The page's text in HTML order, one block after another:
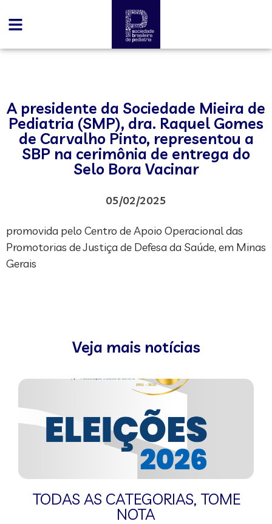
A presidente da Sociedade Mieira de
Pediatria (SMP), dra. Raquel Gomes
de Carvalho Pinto, representou a
SBP na cerimônia de entrega do
Selo Bora Vacinar
05/02/2025
promovida pelo Centro de Apoio Operacional das
Promotorias de Justiça de Defesa da Saúde, em Minas
Gerais
Veja mais notícias
TODAS AS CATEGORIAS, TOME
NOTA